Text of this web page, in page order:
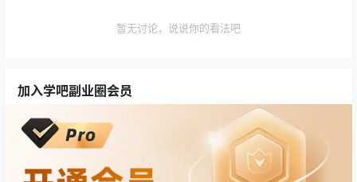
暂无讨论，说说你的看法吧
加入学吧副业圈会员